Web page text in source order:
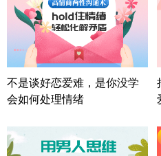
上海-浦东
微信用户
方案
广东-广州
微信用户 司马
方案
湖北-武汉
陕西-西安
不是谈好恋爱难，是你没学
会如何处理情绪